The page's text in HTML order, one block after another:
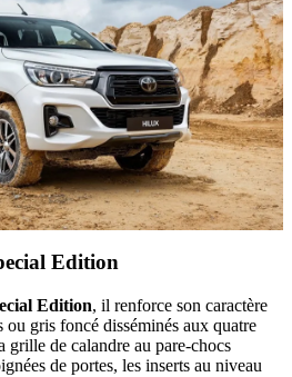
Edition
Edition, il renforce son caractère
ou gris foncé disséminés aux quatre
grille de calandre au pare-chocs
de portes, les inserts au niveau